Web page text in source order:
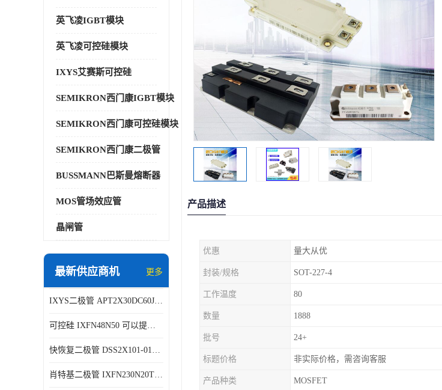
英飞凌IGBT模块
英飞凌可控硅模块
IXYS艾赛斯可控硅
SEMIKRON西门康IGBT模块
SEMIKRON西门康可控硅模块
SEMIKRON西门康二极管
BUSSMANN巴斯曼熔断器
MOS管场效应管
晶闸管
最新供应商机 更多
IXYS二极管 APT2X30DC60J 结构简单
可控硅 IXFN48N50 可以提供稳定的电压输出
快恢复二极管 DSS2X101-015A 具有较高的可靠性
肖特基二极管 IXFN230N20T 可以提供稳定的电压输出
产品描述
优惠 量大从优
封装/规格 SOT-227-4
工作温度 80
数量 1888
批号 24+
标题价格 非实际价格，需咨询客服
产品种类 MOSFET